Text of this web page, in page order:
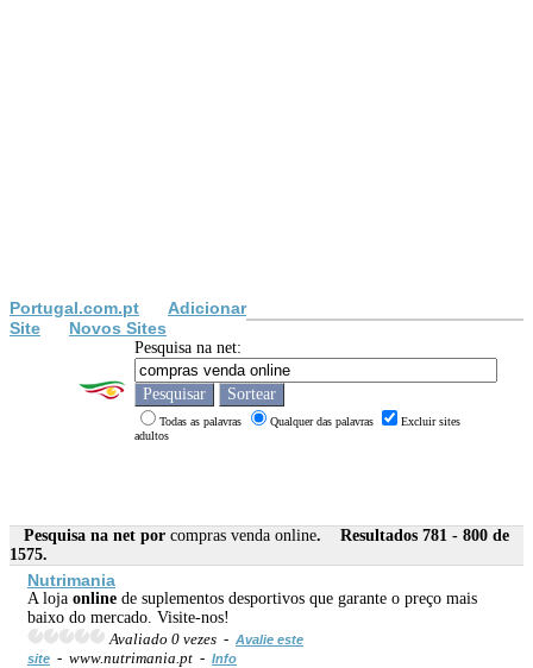
Portugal.com.pt
Adicionar
Site
Novos Sites
Pesquisa na net:
Todas as palavras Qualquer das palavras
Excluir sites
adultos
Pesquisa na net por compras venda online. Resultados 781 - 800 de
1575.
Nutrimania
A loja online de suplementos desportivos que garante o preço mais
baixo do mercado. Visite-nos!
Avaliado 0 vezes - Avalie este
site - www.nutrimania.pt - Info